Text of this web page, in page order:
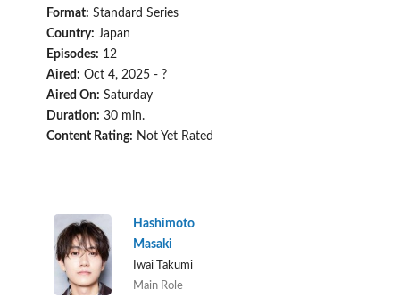
Format: Standard Series
Country: Japan
Episodes: 12
Aired: Oct 4, 2025 - ?
Aired On: Saturday
Duration: 30 min.
Content Rating: Not Yet Rated
Hashimoto
Masaki
Iwai Takumi
Main Role